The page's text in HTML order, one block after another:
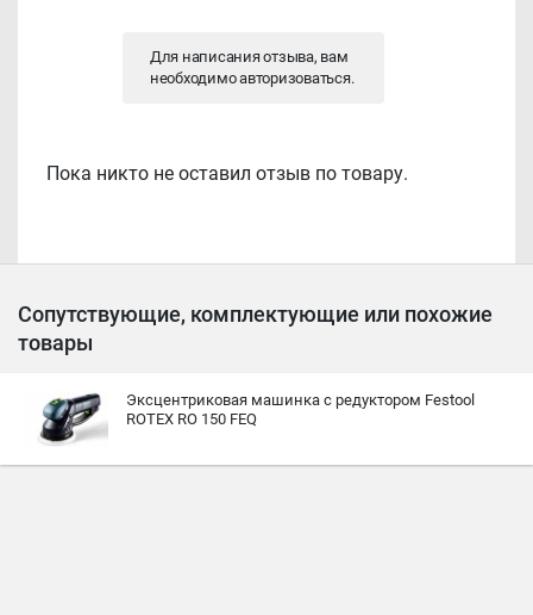
Пока никто не оставил отзыв по товару.
Для написания отзыва, вам
необходимоавторизоваться.
Сопутствующие, комплектующие или похожие
товары
Эксцентриковая машинка с редуктором Festool
ROTEX RO 150 FEQ